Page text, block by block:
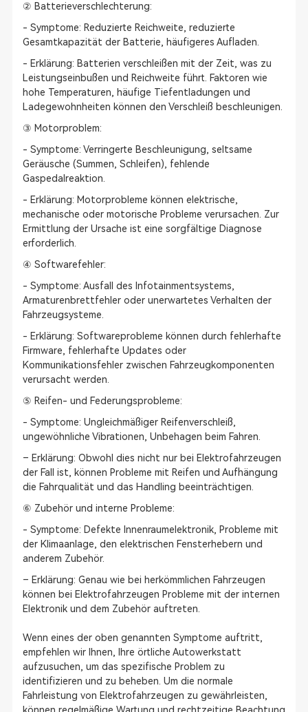
② Batterieverschlechterung:
- Symptome: Reduzierte Reichweite, reduzierte
Gesamtkapazität der Batterie, häufigeres Aufladen.
- Erklärung: Batterien verschleißen mit der Zeit, was zu
Leistungseinbußen und Reichweite führt. Faktoren wie
hohe Temperaturen, häufige Tiefentladungen und
Ladegewohnheiten können den Verschleiß beschleunigen.
③ Motorproblem:
- Symptome: Verringerte Beschleunigung, seltsame
Geräusche (Summen, Schleifen), fehlende
Gaspedalreaktion.
- Erklärung: Motorprobleme können elektrische,
mechanische oder motorische Probleme verursachen. Zur
Ermittlung der Ursache ist eine sorgfältige Diagnose
erforderlich.
④ Softwarefehler:
- Symptome: Ausfall des Infotainmentsystems,
Armaturenbrettfehler oder unerwartetes Verhalten der
Fahrzeugsysteme.
- Erklärung: Softwareprobleme können durch fehlerhafte
Firmware, fehlerhafte Updates oder
Kommunikationsfehler zwischen Fahrzeugkomponenten
verursacht werden.
⑤ Reifen- und Federungsprobleme:
- Symptome: Ungleichmäßiger Reifenverschleiß,
ungewöhnliche Vibrationen, Unbehagen beim Fahren.
– Erklärung: Obwohl dies nicht nur bei Elektrofahrzeugen
der Fall ist, können Probleme mit Reifen und Aufhängung
die Fahrqualität und das Handling beeinträchtigen.
⑥ Zubehör und interne Probleme:
- Symptome: Defekte Innenraumelektronik, Probleme mit
der Klimaanlage, den elektrischen Fensterhebern und
anderem Zubehör.
– Erklärung: Genau wie bei herkömmlichen Fahrzeugen
können bei Elektrofahrzeugen Probleme mit der internen
Elektronik und dem Zubehör auftreten.
Wenn eines der oben genannten Symptome auftritt,
empfehlen wir Ihnen, Ihre örtliche Autowerkstatt
aufzusuchen, um das spezifische Problem zu
identifizieren und zu beheben. Um die normale
Fahrleistung von Elektrofahrzeugen zu gewährleisten,